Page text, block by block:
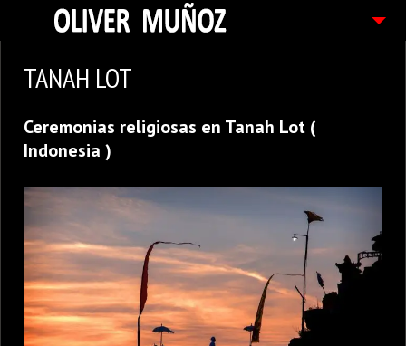
FOTOGRAFIAS
CONTACTO
PEDIDOS
TANAH LOT
Ceremonias religiosas en Tanah Lot (
Indonesia )